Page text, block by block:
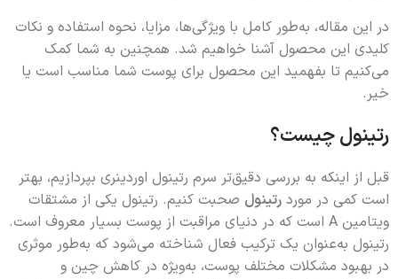
در این مقاله، به‌طور کامل با ویژگی‌ها، مزایا، نحوه استفاده و نکات
کلیدی این محصول آشنا خواهیم شد. همچنین به شما کمک
می‌کنیم تا بفهمید این محصول برای پوست شما مناسب است یا
خیر.
رتینول چیست؟
قبل از اینکه به بررسی دقیق‌تر سرم رتینول اوردینری بپردازیم، بهتر
است کمی در مورد رتینول صحبت کنیم. رتینول یکی از مشتقات
ویتامین A است که در دنیای مراقبت از پوست بسیار معروف است.
رتینول به‌عنوان یک ترکیب فعال شناخته می‌شود که به‌طور موثری
در بهبود مشکلات مختلف پوست، به‌ویژه در کاهش چین و